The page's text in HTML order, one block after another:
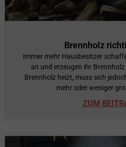
Brennholz
Immer mehr Hausbesitzer
an und erzeugen ihr
Brennholz heizt, muss sich
mehr oder weniger
ZUM